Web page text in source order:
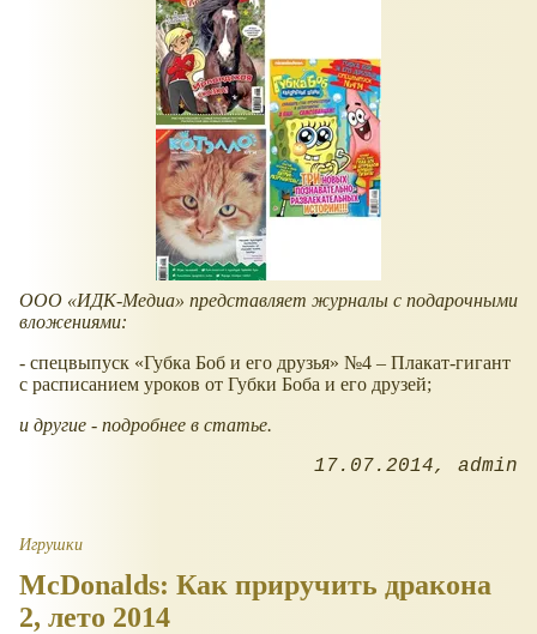
ООО ИДК-Медиа
представляет журналы с подарочными
вложениями:
- спецвыпуск
Губка Боб и его друзья
№4 – Плакат-гигант
с расписанием уроков от Губки Боба и его друзей;
и другие - подробнее в статье.
17.07.2014 admin
Игрушки
McDonalds: Как приручить дракона
2, лето 2014